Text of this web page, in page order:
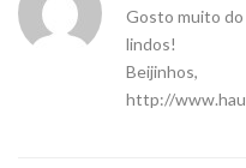
Gosto muito
lindos!
Beijinhos,
http://